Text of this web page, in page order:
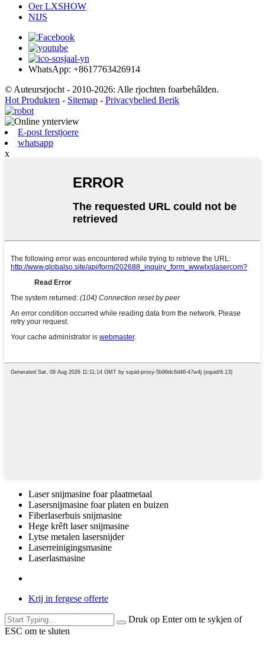
Oer LXSHOW
NIJS
WhatsApp: +8617763426914
© Auteursrjocht - 2010-2026: Alle rjochten foarbehâlden.
Hot Produkten - Sitemap - Privacybelied Berik
E-post ferstjoere
whatsapp
x
Laser snijmasine foar plaatmetaal
Lasersnijmasine foar platen en buizen
Fiberlaserbuis snijmasine
Hege krêft laser snijmasine
Lytse metalen lasersnijder
Laserreinigingsmasine
Laserlasmasine
Krij in fergese offerte
Druk op Enter om te sykjen of
ESC om te sluten